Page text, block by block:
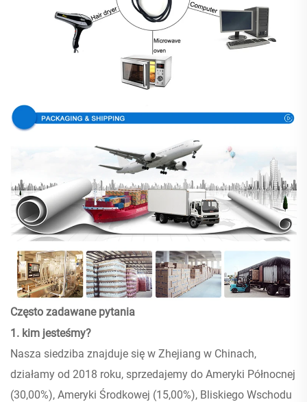
Często zadawane pytania
1. kim jesteśmy?
Nasza siedziba znajduje się w Zhejiang w Chinach,
działamy od 2018 roku, sprzedajemy do Ameryki Północnej
(30,00%), Ameryki Środkowej (15,00%), Bliskiego Wschodu